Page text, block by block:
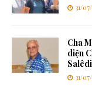
31/
Cha
diện
31/